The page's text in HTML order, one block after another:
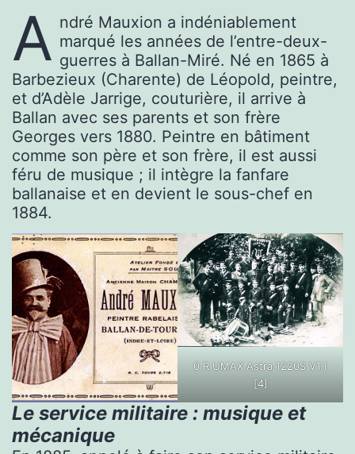
A ndré Mauxion a indéniablement
marqué les années de l’entre-deux-
guerres à Ballan-Miré. Né en 1865 à
Barbezieux (Charente) de Léopold, peintre,
et d’Adèle Jarrige, couturière, il arrive à
Ballan avec ses parents et son frère
Georges vers 1880. Peintre en bâtiment
comme son père et son frère, il est aussi
féru de musique ; il intègre la fanfare
ballanaise et en devient le sous-chef en
1884.
0 R UMAX Astra 1220S V1.1
[4]
Le service militaire : musique et
mécanique